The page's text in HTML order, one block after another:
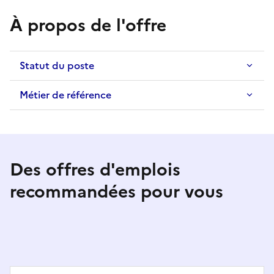
À propos de l'offre
Statut du poste
Métier de référence
Des offres d'emplois
recommandées pour vous